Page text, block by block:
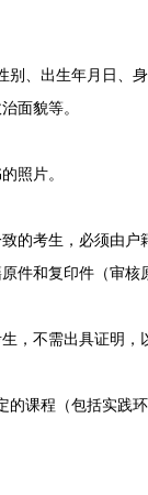
出生年月日、身
面貌等。
照片。
考生，必须由户
件和复印件（审核
不需出具证明，
课程（包括实践环